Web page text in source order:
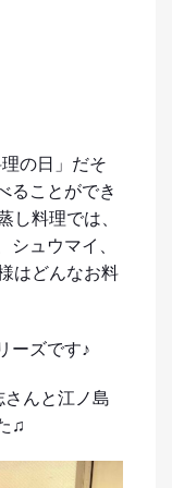
の日」だそ
ることができ
し料理では、
ュウマイ、
はどんなお料
ーズです♪
んと江ノ島
♫